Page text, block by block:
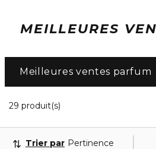
MEILLEURES
Meilleures ventes parfum
29 produit(s)
Trier par Pertinence